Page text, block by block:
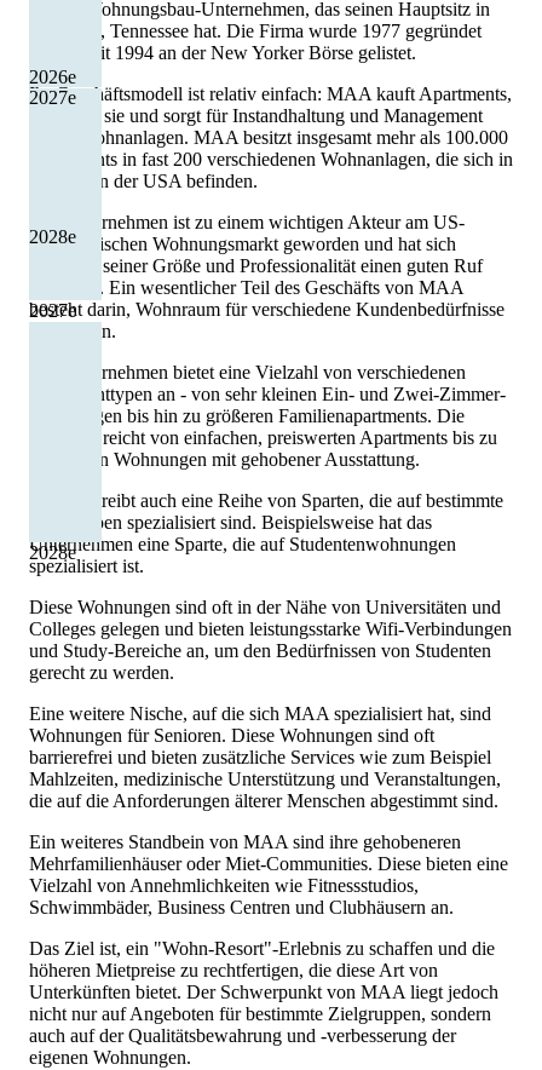
2026e
2027e
2028e
2027e
2028e
großes Wohnungsbau-Unternehmen, das seinen Hauptsitz in
Memphis, Tennessee hat. Die Firma wurde 1977 gegründet
und ist seit 1994 an der New Yorker Börse gelistet.
Ihr Geschäftsmodell ist relativ einfach: MAA kauft Apartments,
vermietet sie und sorgt für Instandhaltung und Management
dieser Wohnanlagen. MAA besitzt insgesamt mehr als 100.000
Apartments in fast 200 verschiedenen Wohnanlagen, die sich in
16 Staaten der USA befinden.
Das Unternehmen ist zu einem wichtigen Akteur am US-
amerikanischen Wohnungsmarkt geworden und hat sich
aufgrund seiner Größe und Professionalität einen guten Ruf
erarbeitet. Ein wesentlicher Teil des Geschäfts von MAA
besteht darin, Wohnraum für verschiedene Kundenbedürfnisse
anzubieten.
Das Unternehmen bietet eine Vielzahl von verschiedenen
Apartmenttypen an - von sehr kleinen Ein- und Zwei-Zimmer-
Wohnungen bis hin zu größeren Familienapartments. Die
Auswahl reicht von einfachen, preiswerten Apartments bis zu
luxuriösen Wohnungen mit gehobener Ausstattung.
MAA betreibt auch eine Reihe von Sparten, die auf bestimmte
Zielgruppen spezialisiert sind. Beispielsweise hat das
Unternehmen eine Sparte, die auf Studentenwohnungen
spezialisiert ist.
Diese Wohnungen sind oft in der Nähe von Universitäten und
Colleges gelegen und bieten leistungsstarke Wifi-Verbindungen
und Study-Bereiche an, um den Bedürfnissen von Studenten
gerecht zu werden.
Eine weitere Nische, auf die sich MAA spezialisiert hat, sind
Wohnungen für Senioren. Diese Wohnungen sind oft
barrierefrei und bieten zusätzliche Services wie zum Beispiel
Mahlzeiten, medizinische Unterstützung und Veranstaltungen,
die auf die Anforderungen älterer Menschen abgestimmt sind.
Ein weiteres Standbein von MAA sind ihre gehobeneren
Mehrfamilienhäuser oder Miet-Communities. Diese bieten eine
Vielzahl von Annehmlichkeiten wie Fitnessstudios,
Schwimmbäder, Business Centren und Clubhäusern an.
Das Ziel ist, ein "Wohn-Resort"-Erlebnis zu schaffen und die
höheren Mietpreise zu rechtfertigen, die diese Art von
Unterkünften bietet. Der Schwerpunkt von MAA liegt jedoch
nicht nur auf Angeboten für bestimmte Zielgruppen, sondern
auch auf der Qualitätsbewahrung und -verbesserung der
eigenen Wohnungen.